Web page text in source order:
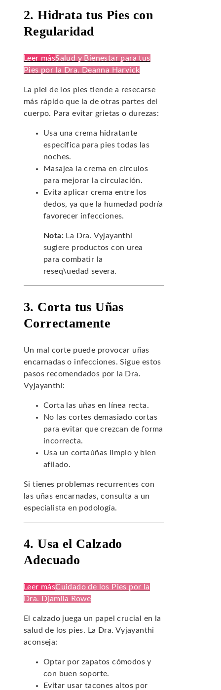
2. Hidrata tus Pies con
Regularidad
Leer másSalud y Bienestar para tus
Pies por la Dra. Deanna Harvick
La piel de los pies tiende a resecarse
más rápido que la de otras partes del
cuerpo. Para evitar grietas o durezas:
Usa una crema hidratante
específica para pies todas las
noches.
Masajea la crema en círculos
para mejorar la circulación.
Evita aplicar crema entre los
dedos, ya que la humedad podría
favorecer infecciones.
Nota: La Dra. Vyjayanthi
sugiere productos con urea
para combatir la
reseq\uedad severa.
3. Corta tus Uñas
Correctamente
Un mal corte puede provocar uñas
encarnadas o infecciones. Sigue estos
pasos recomendados por la Dra.
Vyjayanthi:
Corta las uñas en línea recta.
No las cortes demasiado cortas
para evitar que crezcan de forma
incorrecta.
Usa un cortaúñas limpio y bien
afilado.
Si tienes problemas recurrentes con
las uñas encarnadas, consulta a un
especialista en podología.
4. Usa el Calzado
Adecuado
Leer másCuidado de los Pies por la
Dra. Djamila Rowe
El calzado juega un papel crucial en la
salud de los pies. La Dra. Vyjayanthi
aconseja:
Optar por zapatos cómodos y
con buen soporte.
Evitar usar tacones altos por